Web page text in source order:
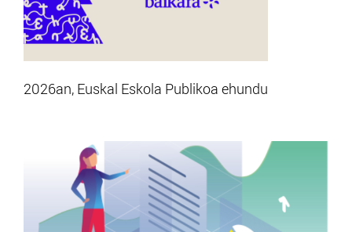
2026an, Euskal Eskola Publikoa ehundu